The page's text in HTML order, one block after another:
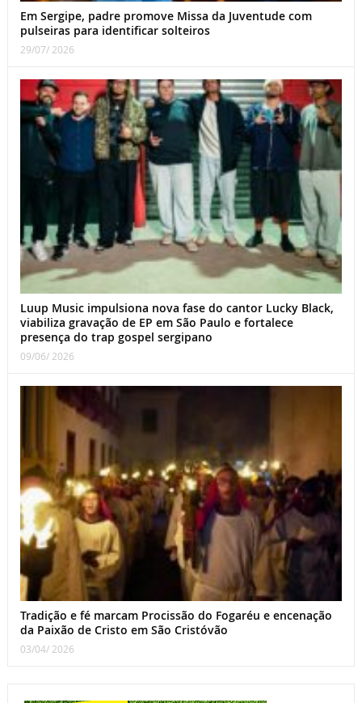
Em Sergipe, padre promove Missa da Juventude com
pulseiras para identificar solteiros
29/07/ 2026
Luup Music impulsiona nova fase do cantor Lucky Black,
viabiliza gravação de EP em São Paulo e fortalece
presença do trap gospel sergipano
09/06/ 2026
Tradição e fé marcam Procissão do Fogaréu e encenação
da Paixão de Cristo em São Cristóvão
03/04/ 2026